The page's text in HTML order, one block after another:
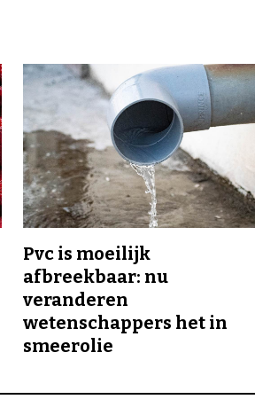
Pvc is moeilijk
afbreekbaar: nu
veranderen
wetenschappers het in
smeerolie